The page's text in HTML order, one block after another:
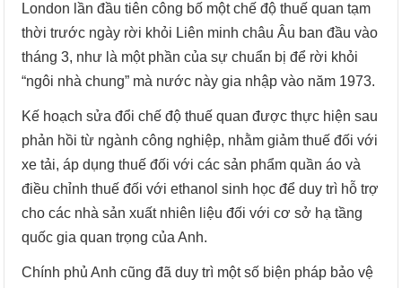
London lần đầu tiên công bố một chế độ thuế quan tạm
thời trước ngày rời khỏi Liên minh châu Âu ban đầu vào
tháng 3, như là một phần của sự chuẩn bị để rời khỏi
“ngôi nhà chung” mà nước này gia nhập vào năm 1973.
Kế hoạch sửa đổi chế độ thuế quan được thực hiện sau
phản hồi từ ngành công nghiệp, nhằm giảm thuế đối với
xe tải, áp dụng thuế đối với các sản phẩm quần áo và
điều chỉnh thuế đối với ethanol sinh học để duy trì hỗ trợ
cho các nhà sản xuất nhiên liệu đối với cơ sở hạ tầng
quốc gia quan trọng của Anh.
Chính phủ Anh cũng đã duy trì một số biện pháp bảo vệ